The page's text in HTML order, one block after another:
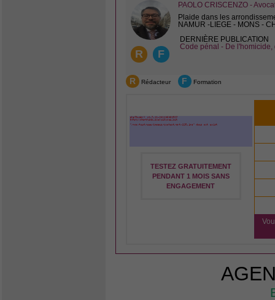
R F
PAOLO CRISCENZO -
Plaide dans les
NAMUR -LIEGE - MONS -
DERNIÈRE PUBLICATION
Code pénal - De
R Rédacteur F Formation
TESTEZ GRATUITEMENT
PENDANT 1 MOIS SANS
ENGAGEMENT